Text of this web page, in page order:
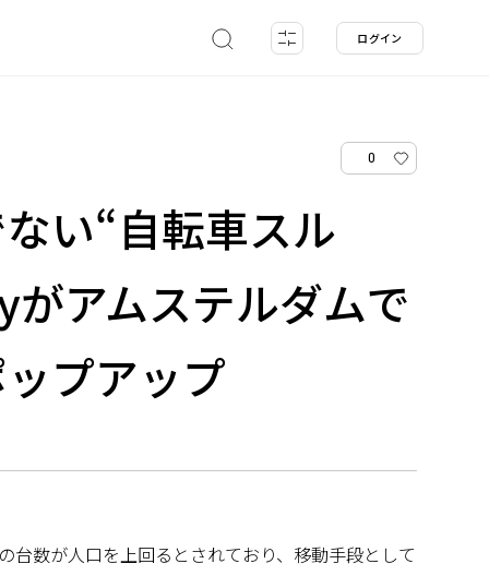
ログイン
0
い“自転車スル
アムステルダムで
プアップ
台数が人口を上回るとされており、移動手段として